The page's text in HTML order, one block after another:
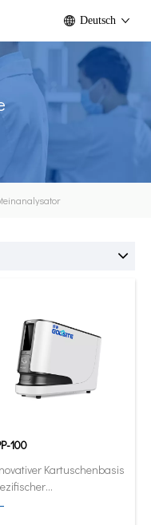
Deutsch
100
Kartuschenbasis
Full